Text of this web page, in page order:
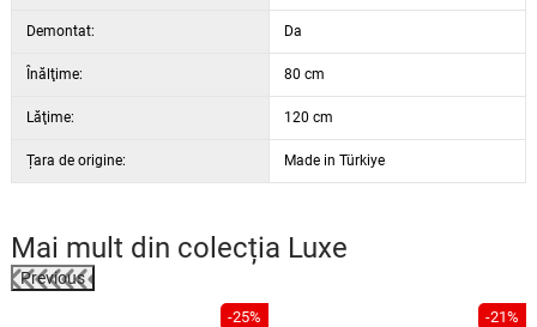
Demontat: Da
Înălţime: 80 cm
Lăţime: 120 cm
Țara de origine: Made in Türkiye
Mai mult din colecția Luxe
Previous
-25% -21%